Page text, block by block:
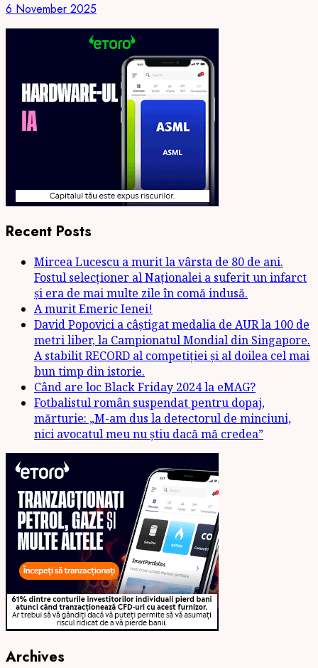
6 November 2025
Recent Posts
Mircea Lucescu a murit la vârsta de 80 de ani.
Fostul selecționer al Naționalei a suferit un infarct
și era de mai multe zile în comă indusă.
A murit Emeric Ienei!
David Popovici a câștigat medalia de AUR la 100 de
metri liber, la Campionatul Mondial din Singapore.
A stabilit RECORD al competiției și al doilea cel mai
bun timp din istorie.
Când are loc Black Friday 2024 la eMAG?
Fotbalistul român suspendat pentru dopaj,
mărturie: „M-am dus la detectorul de minciuni,
nici avocatul meu nu știu dacă mă credea”
Archives